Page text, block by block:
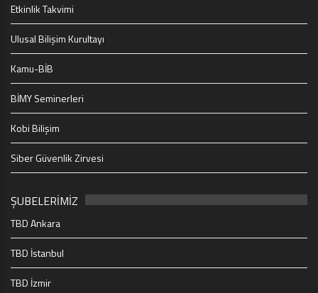
Etkinlik Takvimi
Ulusal Bilişim Kurultayı
Kamu-BİB
BİMY Seminerleri
Kobi Bilişim
Siber Güvenlik Zirvesi
ŞUBELERİMİZ
TBD Ankara
TBD İstanbul
TBD İzmir